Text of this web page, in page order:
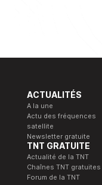
ACTUALITÉS
A la une
Actu des fréquences
satellite
Newsletter gratuite
TNT GRATUITE
Actualité de la TNT
Chaînes TNT gratuites
Forum de la TNT